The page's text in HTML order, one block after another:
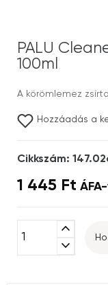
PALU
100ml
A körömlemez
Hozzáadás a
Cikkszám:
1 445 Ft
expand_less
expand_more